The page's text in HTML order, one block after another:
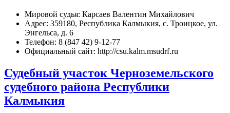
Мировой судья: Карсаев Валентин Михайлович
Адрес: 359180, Республика Калмыкия, с. Троицкое, ул.
Энгельса, д. 6
Телефон: 8 (847 42) 9-12-77
Официальный сайт: http://csu.kalm.msudrf.ru
Судебный участок Черноземельского
судебного района Республики
Калмыкия